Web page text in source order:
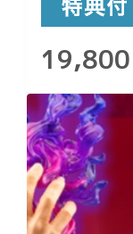
19,800